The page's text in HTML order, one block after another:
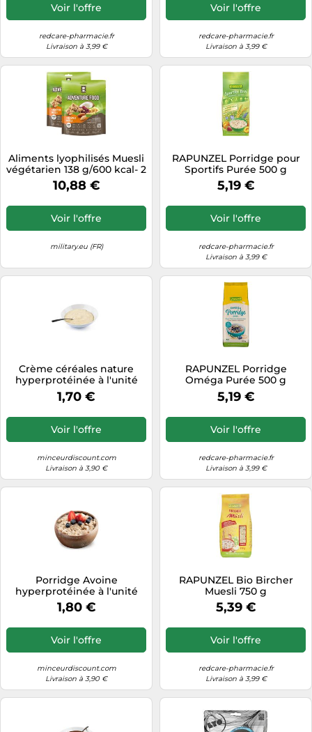
Voir l'offre
redcare-pharmacie.fr
Livraison à 3,99 €
Voir l'offre
redcare-pharmacie.fr
Livraison à 3,99 €
Aliments lyophilisés Muesli
végétarien 138 g/600 kcal- 2
pcs. Adventure Food
10,88 €
Voir l'offre
military.eu (FR)
RAPUNZEL Porridge pour
Sportifs Purée 500 g
5,19 €
Voir l'offre
redcare-pharmacie.fr
Livraison à 3,99 €
Crème céréales nature
hyperprotéinée à l'unité
MinceurD
1,70 €
Voir l'offre
minceurdiscount.com
Livraison à 3,90 €
RAPUNZEL Porridge
Oméga Purée 500 g
5,19 €
Voir l'offre
redcare-pharmacie.fr
Livraison à 3,99 €
Porridge Avoine
hyperprotéinée à l'unité
1,80 €
Voir l'offre
minceurdiscount.com
Livraison à 3,90 €
RAPUNZEL Bio Bircher
Muesli 750 g
5,39 €
Voir l'offre
redcare-pharmacie.fr
Livraison à 3,99 €